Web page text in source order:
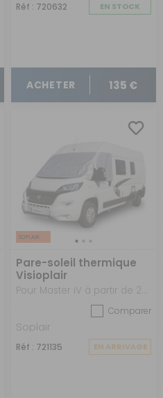
Réf : 720632 EN STOCK
ACHETER 135 €
Pare-soleil thermique
Visioplair
Comparer
Soplair
Réf : 721135 EN ARRIVAGE